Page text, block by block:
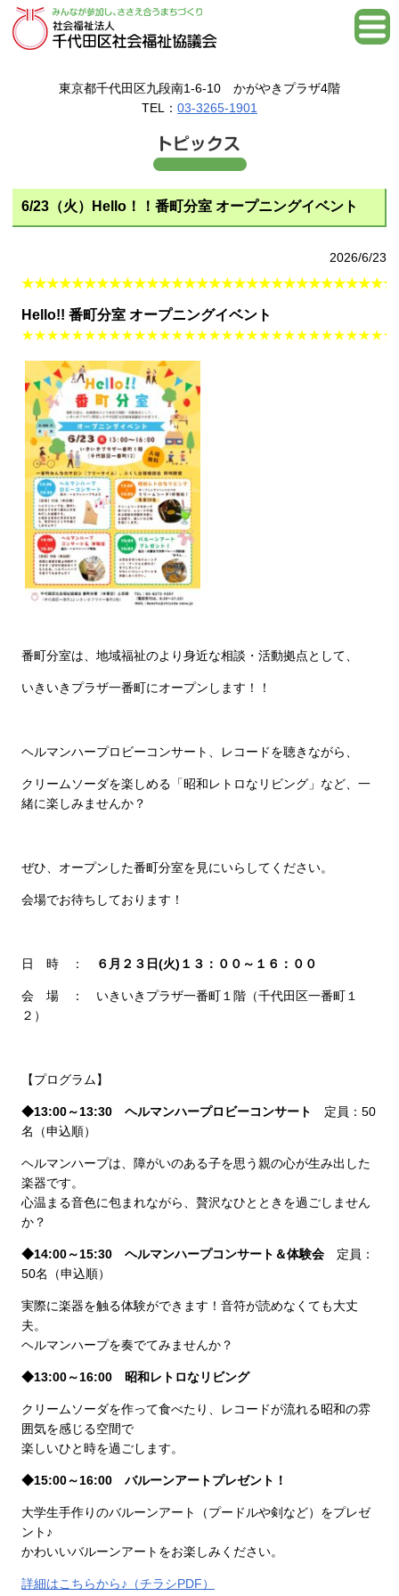
東京都千代田区九段南1-6-10 かがやきプラザ4階
TEL： 03-3265-1901
6/23（火）Hello！！番町分室 オープニングイベント
2026/6/23
Hello!! 番町分室 オープニングイベント
番町分室は、地域福祉のより身近な相談・活動拠点として、
いきいきプラザ一番町にオープンします！！
ヘルマンハープロビーコンサート、レコードを聴きながら、
クリームソーダを楽しめる「昭和レトロなリビング」など、一
緒に楽しみませんか？
ぜひ、オープンした番町分室を見にいらしてください。
会場でお待ちしております！
日 時 ： ６月２３日(火)１３：００～１６：００
会 場 ： いきいきプラザ一番町１階（千代田区一番町１
２）
【プログラム】
◆13:00～13:30 ヘルマンハープロビーコンサート
定員：50
名（申込順）
ヘルマンハープは、障がいのある子を思う親の心が生み出した
楽器です。
心温まる音色に包まれながら、贅沢なひとときを過ごしません
か？
◆14:00～15:30 ヘルマンハープコンサート＆体験会 定員：
50名（申込順）
実際に楽器を触る体験ができます！音符が読めなくても大丈
夫。
ヘルマンハープを奏でてみませんか？
◆13:00～16:00 昭和レトロなリビング
クリームソーダを作って食べたり、レコードが流れる昭和の雰
囲気を感じる空間で
楽しいひと時を過ごします。
◆15:00～16:00 バルーンアートプレゼント！
大学生手作りのバルーンアート（プードルや剣など）をプレゼ
ント♪
かわいいバルーンアートをお楽しみください。
詳細はこちらから♪（チラシPDF）